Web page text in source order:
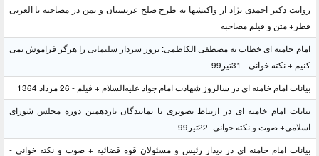
روایت دکتر احمدی نژاد از واکنشها به طرح صلح عربستان و یمن در مصاحبه با العربی
قطر+ متن و فیلم مصاحبه
امام خامنه ای خطاب به مصطفی الکاظمی: ترور سردار سلیمانی را هرگز فراموش نمی
کنیم + نکته خوانی - 31تیر99
بیانات امام خامنه ای در سالروز شهادت امام جواد علیه‌السلام + فیلم - 26 مرداد 1364
بیانات امام خامنه ای در ارتباط تصویری با نمایندگان یازدهمین دوره مجلس شورای
اسلامی+ صوت و نکته خوانی- 22تیر99
بیانات امام خامنه ای در دیدار رئیس و مسئولان قوه قضائیه + صوت و نکته خوانی -